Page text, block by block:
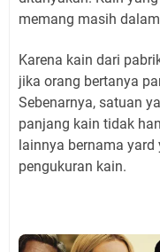
memang masih
Karena kain dari
jika orang bertanya
Sebenarnya, satuan
panjang kain tidak
lainnya bernama
pengukuran kain.